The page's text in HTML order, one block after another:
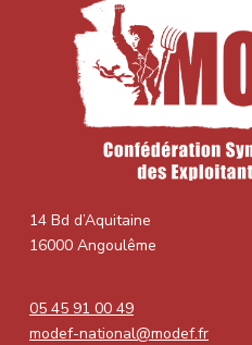
14 Bd d’Aquitaine
16000 Angoulême
05 45 91 00 49
modef-national@modef.fr